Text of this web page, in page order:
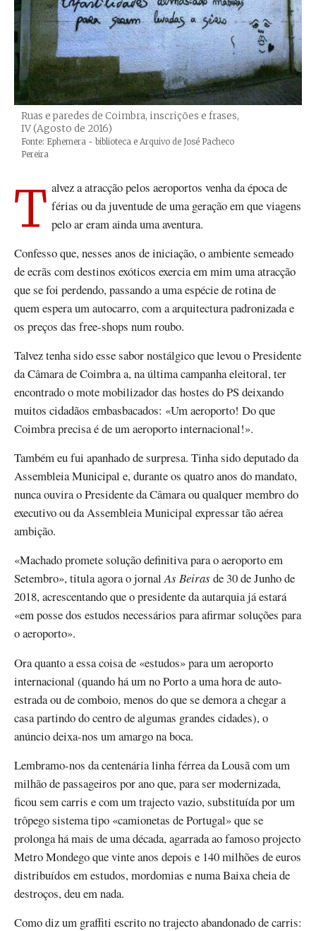
Ruas e paredes de Coimbra, inscrições e frases,
IV (Agosto de 2016)
Créditos
Fonte: Ephemera - biblioteca e Arquivo de José Pacheco
Pereira
Talvez a atracção pelos aeroportos venha da época de férias ou da juventude de uma geração em que viagens
pelo ar eram ainda uma aventura.
Confesso que, nesses anos de iniciação, o ambiente semeado
de ecrãs com destinos exóticos exercia em mim uma atracção
que se foi perdendo, passando a uma espécie de rotina de
quem espera um autocarro, com a arquitectura padronizada e
os preços das free-shops num roubo.
Talvez tenha sido esse sabor nostálgico que levou o Presidente
da Câmara de Coimbra a, na última campanha eleitoral, ter
encontrado o mote mobilizador das hostes do PS deixando
muitos cidadãos embasbacados: «Um aeroporto! Do que
Coimbra precisa é de um aeroporto internacional!».
Também eu fui apanhado de surpresa. Tinha sido deputado da
Assembleia Municipal e, durante os quatro anos do mandato,
nunca ouvira o Presidente da Câmara ou qualquer membro do
executivo ou da Assembleia Municipal expressar tão aérea
ambição.
«Machado promete solução definitiva para o aeroporto em
Setembro», titula agora o jornalAs Beiras de 30 de Junho de
2018, acrescentando que o presidente da autarquia já estará
«em posse dos estudos necessários para afirmar soluções para
o aeroporto».
Ora quanto a essa coisa de «estudos» para um aeroporto
internacional (quando há um no Porto a uma hora de auto-
estrada ou de comboio, menos do que se demora a chegar a
casa partindo do centro de algumas grandes cidades), o
anúncio deixa-nos um amargo na boca.
Lembramo-nos da centenária linha férrea da Lousã com um
milhão de passageiros por ano que, para ser modernizada,
ficou sem carris e com um trajecto vazio, substituída por um
trôpego sistema tipo «camionetas de Portugal» que se
prolonga há mais de uma década, agarrada ao famoso projecto
Metro Mondego que vinte anos depois e 140 milhões de euros
distribuídos em estudos, mordomias e numa Baixa cheia de
destroços, deu em nada.
Como diz um graffiti escrito no trajecto abandonado de carris: